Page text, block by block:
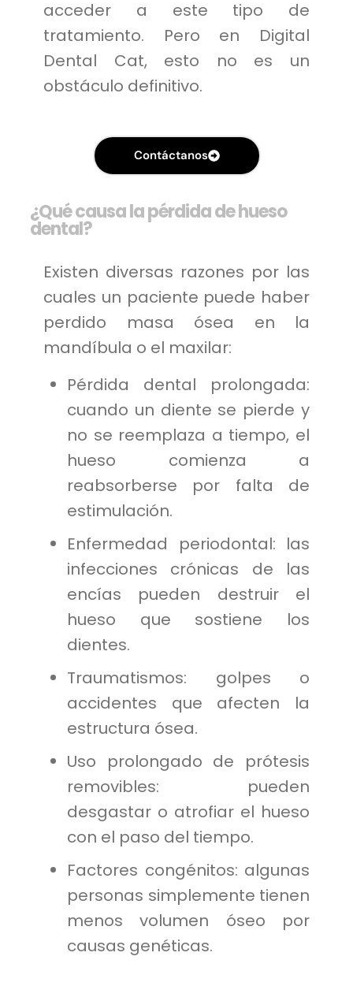
acceder a este tipo de
tratamiento. Pero en Digital
Dental Cat, esto no es un
obstáculo definitivo.
Contáctanos
¿Qué causa la pérdida de hueso
dental?
Existen diversas razones por las
cuales un paciente puede haber
perdido masa ósea en la
mandíbula o el maxilar:
Pérdida dental prolongada:
cuando un diente se pierde y
no se reemplaza a tiempo, el
hueso comienza a
reabsorberse por falta de
estimulación.
Enfermedad periodontal: las
infecciones crónicas de las
encías pueden destruir el
hueso que sostiene los
dientes.
Traumatismos: golpes o
accidentes que afecten la
estructura ósea.
Uso prolongado de prótesis
removibles: pueden
desgastar o atrofiar el hueso
con el paso del tiempo.
Factores congénitos: algunas
personas simplemente tienen
menos volumen óseo por
causas genéticas.